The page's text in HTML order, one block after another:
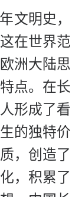
文明史，
在世界范
洲大陆思
点。在长
形成了看
的独特价
，创造了
，积累了